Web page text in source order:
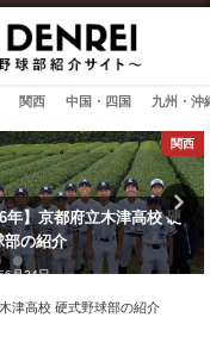
関西 中国・四国 九州・沖
関西
年】京都府立木津高校 硬
部の紹介
6月24日
津高校 硬式野球部の紹介